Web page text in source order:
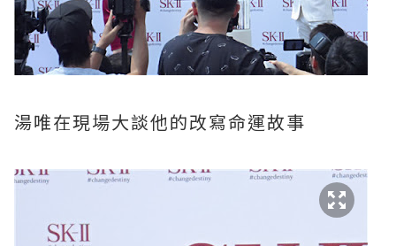
湯唯在現場大談他的改寫命運故事